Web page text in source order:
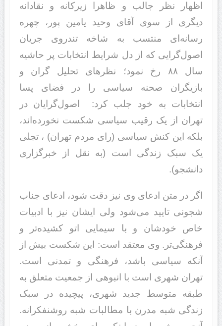
اظهار نظر جالب و ظاهرا زیرکانه و نقادانه
دیگری از سوی آقای وحید یامین پور، چهره
رسانه‌ای منتسب به شاخه تند‌روی جریان
اصول‌گرایی که از دل شرایط انتخابات پر حاشیه
سال ۸۸ رخ نمود؛ نظر‌های تحلیل گران و
بازیگران صحنه سیاسی را در فضای ‌‌‌پسا
انتخابات‌‌‌ به خود جلب کرد: ‌‌‌ اصول‌گرایان در
تهران از یک رقیب سیاسی شکست نخورده‌اند،
بلکه این کنش سیاسی (رای مردم تهران) ، تجلی
یک سبک زندگی است (به نقل از خبرگزاری
دانشجو).
اگر در متن ادعای وی نیز دقت شود، ادعای جناب
شجونی تایید می‌شود ولی ایشان نیز با ادبیات
خاص خودشان و با سیمایی اتو کشیده‌تر و
فرهنگی‌تر. وی معتقد است: ‌‌‌این شکست بیش از
آنکه سیاسی باشد، فرهنگی و تمدنی است.
تهران شهری است با انبوهی از جمعیت متعلق به
طبقه متوسط جدید شهری، پیچیده در سبک
زندگی شبه مدرن با مطالبات شبه روشنفکرانه.